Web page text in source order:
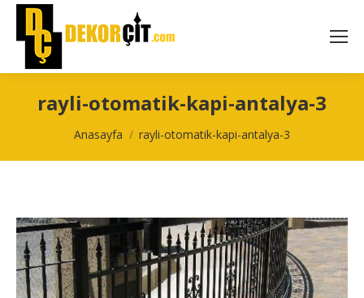
rayli-otomatik-kapi-antalya-3
You are here:
Anasayfa rayli-otomatik-kapi-antalya-3